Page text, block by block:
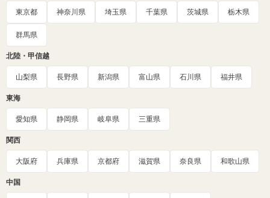
東京都 神奈川県 埼玉県 千葉県 茨城県 栃木県
群馬県
北陸・甲信越
山梨県 長野県 新潟県 富山県 石川県 福井県
東海
愛知県 静岡県 岐阜県 三重県
関西
大阪府 兵庫県 京都府 滋賀県 奈良県 和歌山県
中国